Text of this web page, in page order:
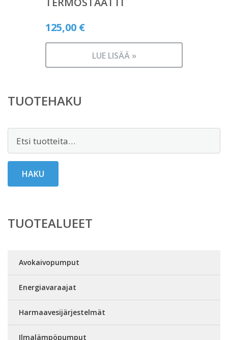
125,00 €
LUE LISÄÄ »
TUOTEHAKU
HAKU
TUOTEALUEET
Avokaivopumput
Energiavaraajat
Harmaavesijärjestelmät
Ilmalämpöpumput